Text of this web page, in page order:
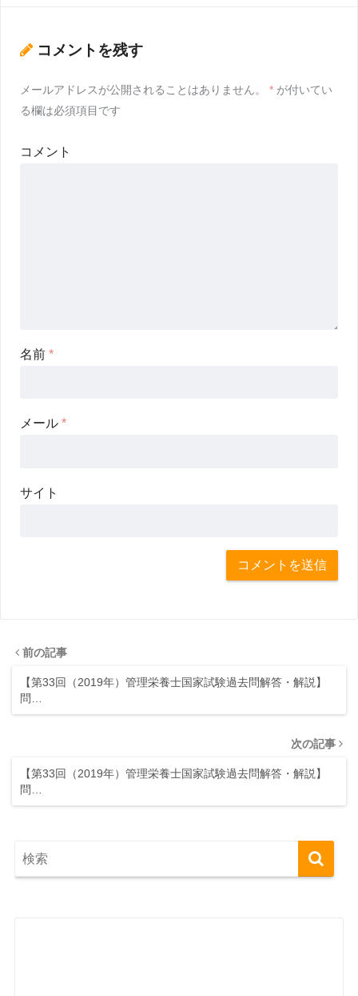
コメントを残す
メールアドレスが公開されることはありません。 * が付いてい
る欄は必須項目です
コメント
名前 *
メール *
サイト
前の記事
【第33回（2019年）管理栄養士国家試験過去問解答・解説】
問…
次の記事
【第33回（2019年）管理栄養士国家試験過去問解答・解説】
問…